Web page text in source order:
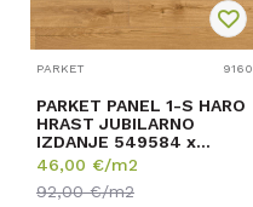
PARKET 9160
PARKET PANEL 1-S HARO
HRAST JUBILARNO
IZDANJE 549584 x
naturaLin plus
13,5/180/2...
46,00 €/m2
92,00€/m2